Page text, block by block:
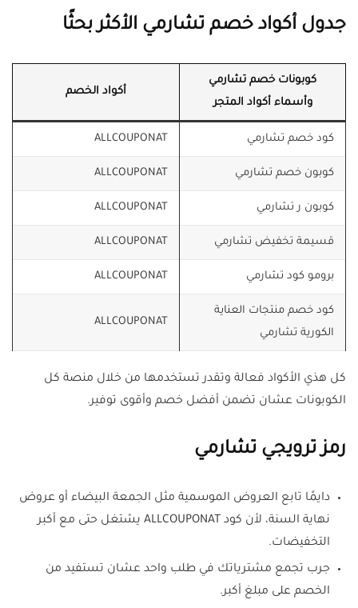
جدول أكواد خصم تشارمي الأكثر بحثًا
كوبونات خصم تشارمي
وأسماء أكواد المتجر
أكواد الخصم
كود خصم تشارمي ALLCOUPONAT
كوبون خصم تشارمي ALLCOUPONAT
كوبون ر تشارمي ALLCOUPONAT
قسيمة تخفيض تشارمي ALLCOUPONAT
برومو كود تشارمي ALLCOUPONAT
كود خصم منتجات العناية
الكورية تشارمي
ALLCOUPONAT
كل هذي الأكواد فعالة وتقدر تستخدمها من خلال منصة كل
الكوبونات عشان تضمن أفضل خصم وأقوى توفير.
رمز ترويجي تشارمي
دايمًا تابع العروض الموسمية مثل الجمعة البيضاء أو عروض
نهاية السنة، لأن كود ALLCOUPONAT يشتغل حتى مع أكبر
التخفيضات.
جرب تجمع مشترياتك في طلب واحد عشان تستفيد من
الخصم على مبلغ أكبر.